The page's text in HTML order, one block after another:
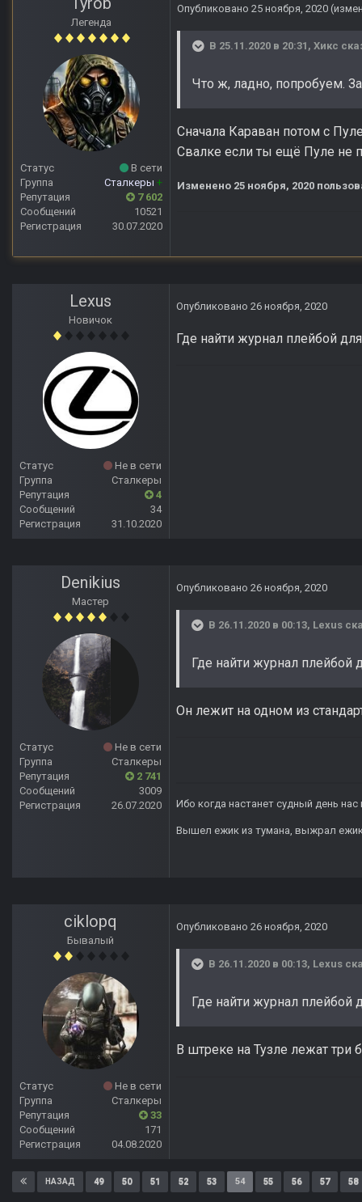
Легенда
Статус
В сети
Группа
Сталкеры +
Репутация
7 602
Сообщений
10521
Регистрация
30.07.2020
Опубликовано 25 ноября, 2020
В 25.11.2020 в 20:31, Хикс
Что ж, ладно, попробуем.
Сначала Караван потом с
Свалке если ты ещё Пуле не
Изменено 25 ноября, 2020
Lexus
Новичок
Статус
Не в сети
Группа
Сталкеры
Репутация
4
Сообщений
34
Регистрация
31.10.2020
Опубликовано 26 ноября, 2020
Где найти журнал плейбой
Denikius
Мастер
Статус
Не в сети
Группа
Сталкеры
Репутация
2 741
Сообщений
3009
Регистрация
26.07.2020
Опубликовано 26 ноября, 2020
В 26.11.2020 в 00:13, Lexus
Где найти журнал плейбой
Он лежит на одном из
Ибо когда настанет судный день
Вышел ежик из тумана, выжрал ежик
ciklopq
Бывалый
Статус
Не в сети
Группа
Сталкеры
Репутация
33
Сообщений
171
Регистрация
04.08.2020
Опубликовано 26 ноября, 2020
В 26.11.2020 в 00:13, Lexus
Где найти журнал плейбой
В штреке на Тузле лежат три
НАЗАД 49 50 51 52 53 54 55 56 57 58